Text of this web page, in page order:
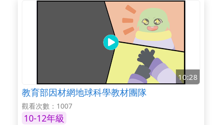
10:28
教育部因材網地球科學教材團隊
觀看次數：1007
10-12年級